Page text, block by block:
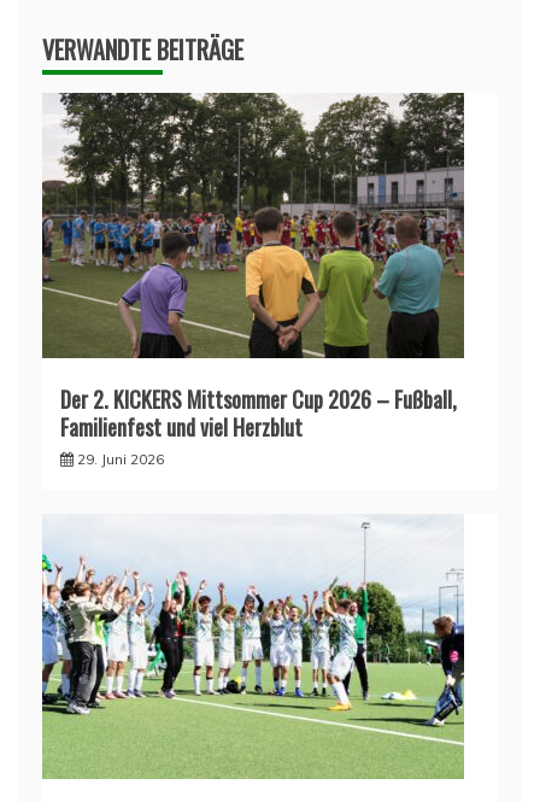
VERWANDTE BEITRÄGE
Der 2. KICKERS Mittsommer Cup 2026 – Fußball,
Familienfest und viel Herzblut
29. Juni 2026